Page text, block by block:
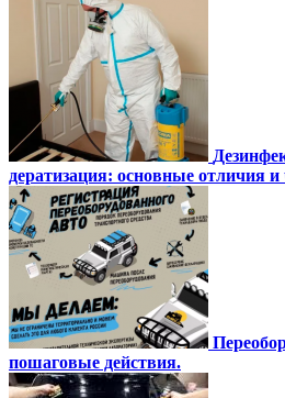
дератизация: основные отличия и
пошаговые действия.